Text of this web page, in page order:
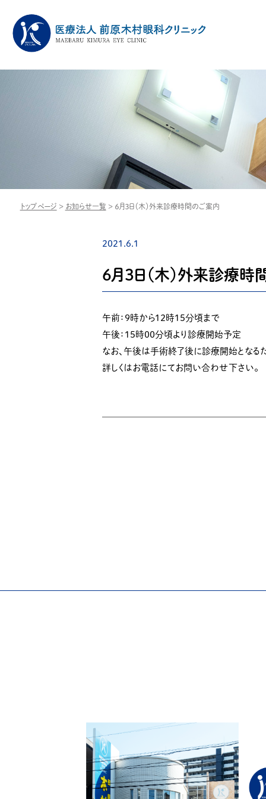
トップページ > お知らせ一覧 > ６月３日（木）外来診療時間のご案内
2021.6.1
６月３日（木）外来診療
午前：９時から１２時１５分頃まで
午後：１５時００分頃より診療開始予定
なお、午後は手術終了後に診療開始となる
詳しくはお電話にてお問い合わせ下さい。